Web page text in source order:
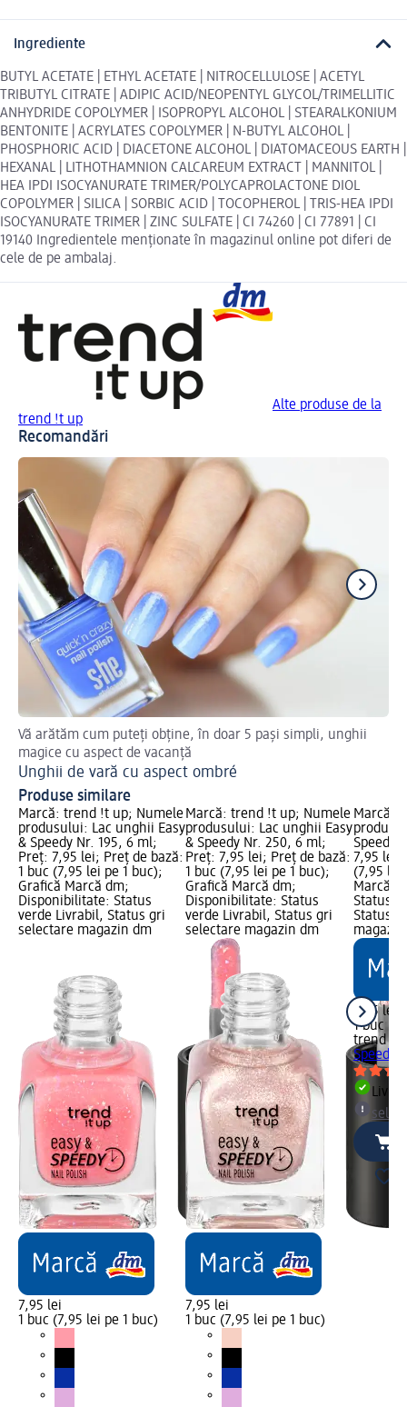
Ingrediente
BUTYL ACETATE | ETHYL ACETATE | NITROCELLULOSE | ACETYL
TRIBUTYL CITRATE | ADIPIC ACID/NEOPENTYL GLYCOL/TRIMELLITIC
ANHYDRIDE COPOLYMER | ISOPROPYL ALCOHOL | STEARALKONIUM
BENTONITE | ACRYLATES COPOLYMER | N-BUTYL ALCOHOL |
PHOSPHORIC ACID | DIACETONE ALCOHOL | DIATOMACEOUS EARTH |
HEXANAL | LITHOTHAMNION CALCAREUM EXTRACT | MANNITOL |
HEA IPDI ISOCYANURATE TRIMER/POLYCAPROLACTONE DIOL
COPOLYMER | SILICA | SORBIC ACID | TOCOPHEROL | TRIS-HEA IPDI
ISOCYANURATE TRIMER | ZINC SULFATE | CI 74260 | CI 77891 | CI
19140 Ingredientele menționate în magazinul online pot diferi de
cele de pe ambalaj.
Alte produse de la
trend !t up
Recomandări
Vă arătăm cum puteți obține, în doar 5 pași simpli, unghii
magice cu aspect de vacanță
Unghii de vară cu aspect ombré
Produse similare
Marcă: trend !t up; Numele
produsului: Lac unghii Easy
& Speedy Nr. 195, 6 ml;
Preț: 7,95 lei; Preț de bază:
1 buc (7,95 lei pe 1 buc);
Grafică Marcă dm;
Disponibilitate: Status
verde Livrabil, Status gri
selectare magazin dm
7,95 lei
1 buc (7,95 lei pe 1 buc)
Marcă: trend !t up; Numele
produsului: Lac unghii Easy
& Speedy Nr. 250, 6 ml;
Preț: 7,95 lei; Preț de bază:
1 buc (7,95 lei pe 1 buc);
Grafică Marcă dm;
Disponibilitate: Status
verde Livrabil, Status gri
selectare magazin dm
7,95 lei
1 buc (7,95 lei pe 1 buc)
Marcă:
Speedy
7,95 lei;
(7,95 lei
Marcă
Status
Status
7,95 lei
1 buc
trend !t
Speedy